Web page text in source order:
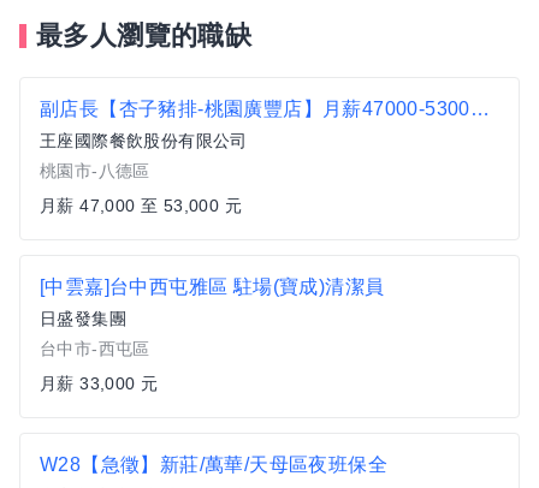
最多人瀏覽的職缺
副店長【杏子豬排-桃園廣豐店】月薪47000-53000 #另有門市達標獎金
王座國際餐飲股份有限公司
桃園市-八德區
月薪 47,000 至 53,000 元
[中雲嘉]台中西屯雅區 駐場(寶成)清潔員
日盛發集團
台中市-西屯區
月薪 33,000 元
W28【急徵】新莊/萬華/天母區夜班保全